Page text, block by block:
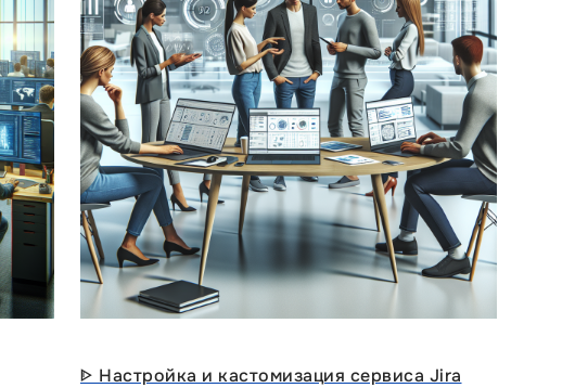
ᐈ Настройка и кастомизация сервиса Jira